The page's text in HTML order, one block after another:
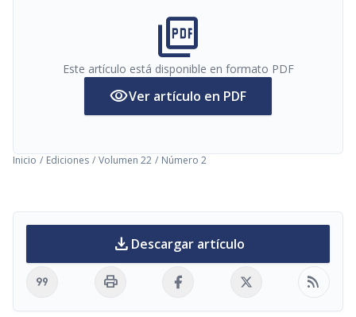
picture_as_pdf
Este artículo está disponible en formato PDF
visibilityVer artículo en PDF
Inicio / Ediciones / Volumen 22 / Número 2
download Descargar artículo
format_quote print rss_feed